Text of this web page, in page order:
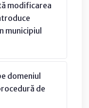
modificarea
municipiul
domeniul
de